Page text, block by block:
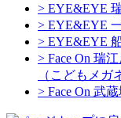
> EYE&EYE
> EYE&EYE
> EYE&EYE
> Face On 瑞
（こどもメガ
> Face On 武